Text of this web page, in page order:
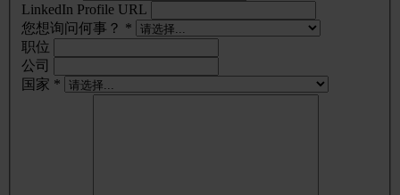
LinkedIn Profile URL
您想询问何事？ *
职位
公司
国家 *